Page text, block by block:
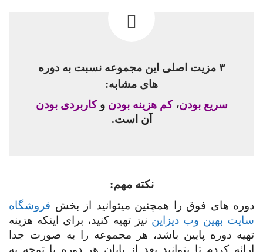
۳ مزیت اصلی این مجموعه نسبت به دوره
های مشابه:
سریع بودن،کم هزینه بودن وکاربردی بودن
آن است.
نکته مهم:
دوره های فوق را همچنین میتوانید از بخش فروشگاه
سایت بهین وب دیزاین نیز تهیه کنید، برای اینکه هزینه
تهیه دوره پایین باشد، هر مجموعه را به صورت جدا
ارائه کردم تا بتوانید بعد از پایان هر دوره با توجه به